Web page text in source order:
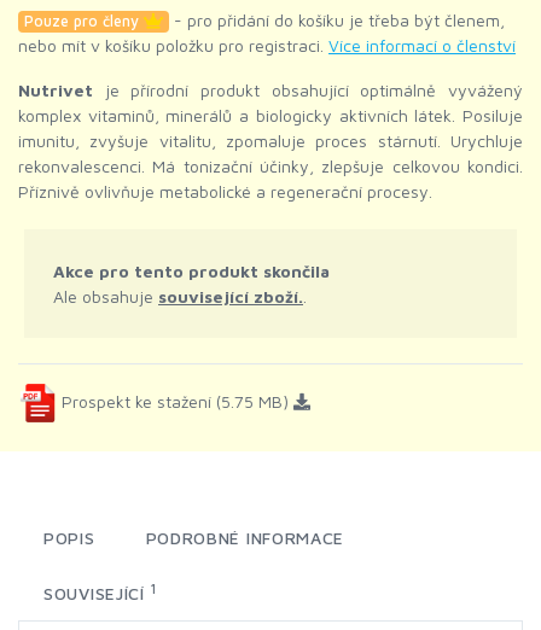
Pouze pro členy
- pro přidání do košíku je třeba být členem,
nebo mít v košíku položku pro registraci. Více informací o členství
Nutrivet je přírodní produkt obsahující optimálně vyvážený
komplex vitaminů, minerálů a biologicky aktivních látek. Posiluje
imunitu, zvyšuje vitalitu, zpomaluje proces stárnutí. Urychluje
rekonvalescenci. Má tonizační účinky, zlepšuje celkovou kondici.
Příznivě ovlivňuje metabolické a regenerační procesy.
Akce pro tento produkt skončila
Ale obsahuje související zboží.
Prospekt ke stažení (5.75 MB)
POPIS PODROBNÉ INFORMACE
SOUVISEJÍCÍ 1